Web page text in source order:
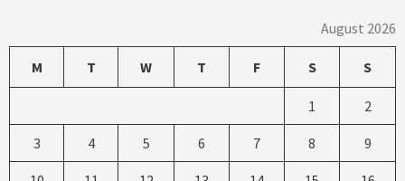
August 2026
M T W T F S S
1 2
3 4 5 6 7 8 9